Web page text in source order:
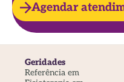
Agendar
Geridades
Referência em